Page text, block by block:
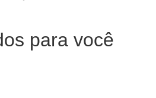
para você